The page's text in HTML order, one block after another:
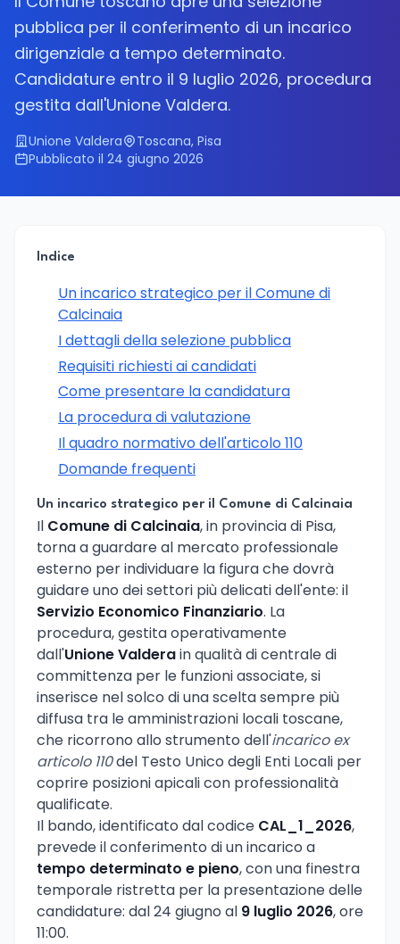
pubblica per il conferimento di un incarico
dirigenziale a tempo determinato.
Candidature entro il 9 luglio 2026, procedura
gestita dall'Unione Valdera.
Unione Valdera
Toscana, Pisa
Pubblicato il 24 giugno 2026
Indice
Un incarico strategico per il Comune di
Calcinaia
I dettagli della selezione pubblica
Requisiti richiesti ai candidati
Come presentare la candidatura
La procedura di valutazione
Il quadro normativo dell'articolo 110
Domande frequenti
Un incarico strategico per il Comune di Calcinaia
Il Comune di Calcinaia, in provincia di Pisa,
torna a guardare al mercato professionale
esterno per individuare la figura che dovrà
guidare uno dei settori più delicati dell'ente: il
Servizio Economico Finanziario. La
procedura, gestita operativamente
dall'Unione Valderain qualità di centrale di
committenza per le funzioni associate, si
inserisce nel solco di una scelta sempre più
diffusa tra le amministrazioni locali toscane,
che ricorrono allo strumento dell'incarico ex
articolo 110del Testo Unico degli Enti Locali per
coprire posizioni apicali con professionalità
qualificate.
Il bando, identificato dal codice CAL_1_2026,
prevede il conferimento di un incarico a
tempo determinato e pieno, con una finestra
temporale ristretta per la presentazione delle
candidature: dal 24 giugno al 9 luglio 2026, ore
11:00.